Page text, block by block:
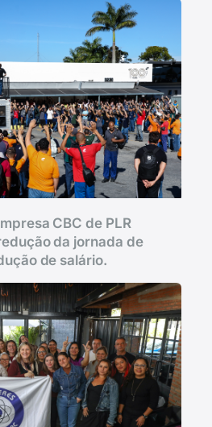
CBC de PLR
da jornada de
de salário.